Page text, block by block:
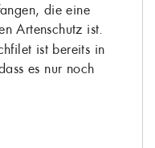
die eine
Artenschutz ist.
ist bereits in
es nur noch